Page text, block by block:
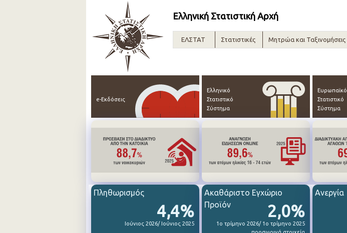
Ελληνική Στατιστική Αρχή
ΕΛΣΤΑΤ Στατιστικές Μητρώα και Ταξινομήσεις
e-Εκδόσεις
Ελληνικό
Στατιστικό
Σύστημα
Ευρωπαϊκό
Στατιστικό
Σύστημα
4,4%
Ιούνιος 2026/ Ιούνιος 2025
Πληθωρισμός
2,0%
1ο τρίμηνο 2026/ 1ο τρίμηνο 2025
Ακαθάριστο Εγχώριο
Προϊόν
Ανεργία